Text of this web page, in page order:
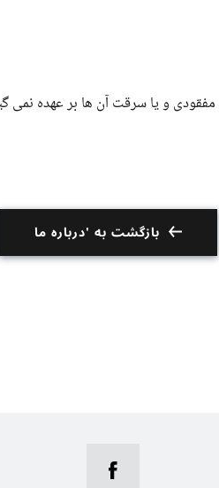
بازگشت به 'درباره ما